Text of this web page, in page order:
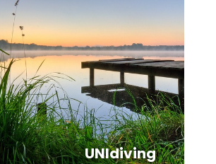
UNIdiving